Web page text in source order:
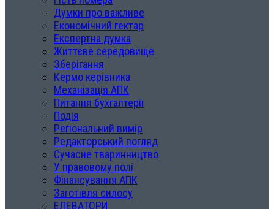
Думки про важливе
Економічний гектар
Експертна думка
Життєве середовище
Зберігання
Кермо керівника
Механізація АПК
Питання бухгалтерії
Подія
Регіональний вимір
Редакторський погляд
Сучасне тваринництво
У правовому полі
Фінансування АПК
Заготівля силосу
ЕЛЕВАТОРИ